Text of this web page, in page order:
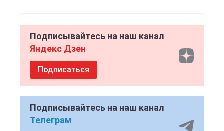
Подписывайтесь на наш канал
Яндекс Дзен
Подписаться
Подписывайтесь на наш канал
Телеграм